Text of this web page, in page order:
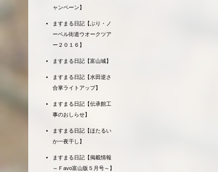
ャンペーン】
ますまる日記【ぶり・ノ
ーベル街道ウオークツア
ー２０１６】
ますまる日記【富山城】
ますまる日記【水田逆さ
合掌ライトアップ】
ますまる日記【伝承館工
事のおしらせ】
ますまる日記【ほたるい
か一夜干し】
ますまる日記【掲載情報
～Ｆavo富山版５月号～】